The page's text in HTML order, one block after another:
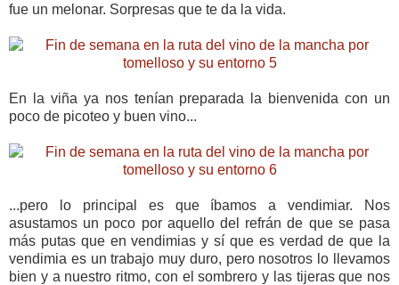
fue un melonar. Sorpresas que te da la vida.
En la viña ya nos tenían preparada la bienvenida con un
poco de picoteo y buen vino...
...pero lo principal es que íbamos a vendimiar. Nos
asustamos un poco por aquello del refrán de que se pasa
más putas que en vendimias y sí que es verdad de que la
vendimia es un trabajo muy duro, pero nosotros lo llevamos
bien y a nuestro ritmo, con el sombrero y las tijeras que nos